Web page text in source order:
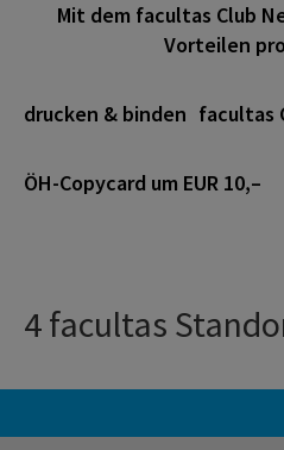
Mit dem facultas Club
Vorteilen
drucken & binden facultas
ÖH-Copycard um EUR 10,–
4 facultas